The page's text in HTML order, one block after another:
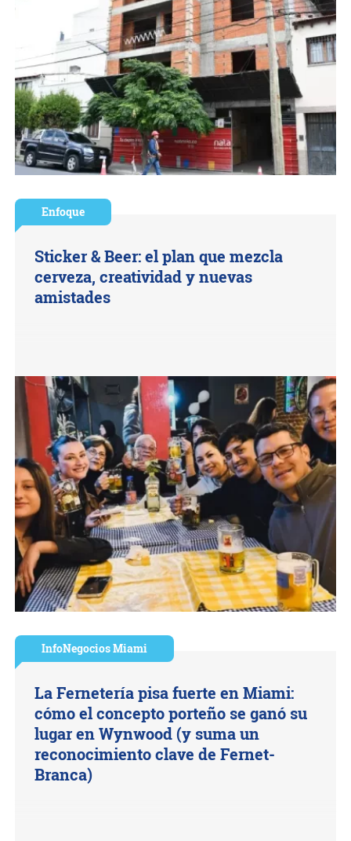
Enfoque
Sticker & Beer: el plan que mezcla
cerveza, creatividad y nuevas
amistades
InfoNegocios Miami
La Fernetería pisa fuerte en Miami:
cómo el concepto porteño se ganó su
lugar en Wynwood (y suma un
reconocimiento clave de Fernet-
Branca)